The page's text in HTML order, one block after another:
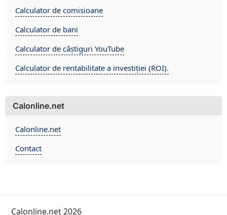
Calculator de comisioane
Calculator de bani
Calculator de câștiguri YouTube
Calculator de rentabilitate a investiției (ROI).
Calonline.net
Calonline.net
Contact
Calonline.net 2026